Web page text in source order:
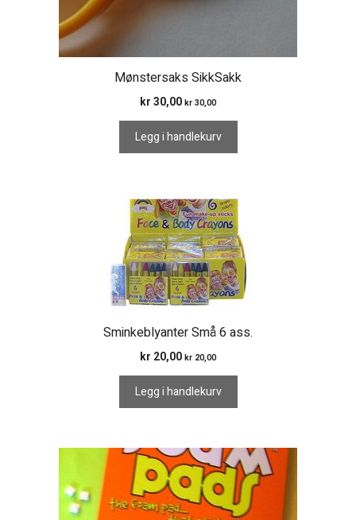
Mønstersaks SikkSakk
kr 30,00 kr 30,00
Legg i handlekurv
Sminkeblyanter Små 6 ass.
kr 20,00 kr 20,00
Legg i handlekurv